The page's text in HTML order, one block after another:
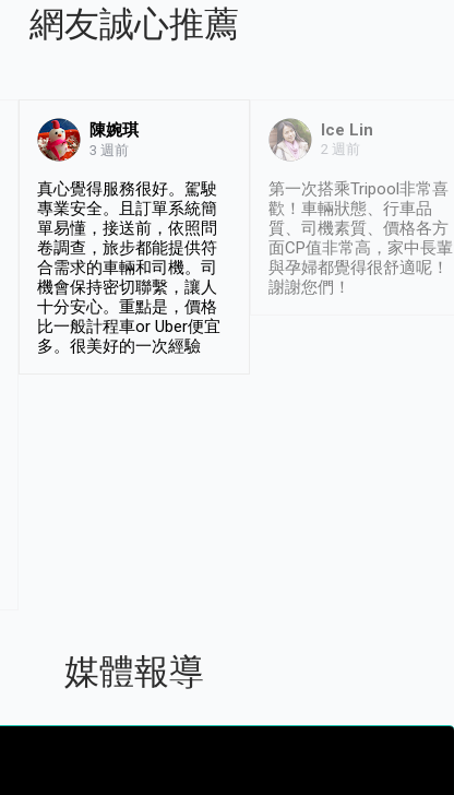
網友誠心推薦
陳婉琪
3 週前
真心覺得服務很好。駕駛
專業安全。且訂單系統簡
單易懂，接送前，依照問
卷調查，旅步都能提供符
合需求的車輛和司機。司
機會保持密切聯繫，讓人
十分安心。重點是，價格
比一般計程車or Uber便宜
多。很美好的一次經驗
Ice Lin
2 週前
第一次搭乘Tripool非常喜
歡！車輛狀態、行車品
質、司機素質、價格各方
面CP值非常高，家中長輩
與孕婦都覺得很舒適呢！
謝謝您們！
媒體報導